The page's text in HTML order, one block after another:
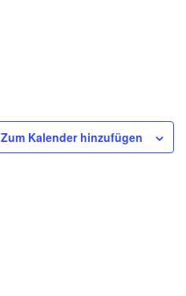
Zum Kalender hinzufügen